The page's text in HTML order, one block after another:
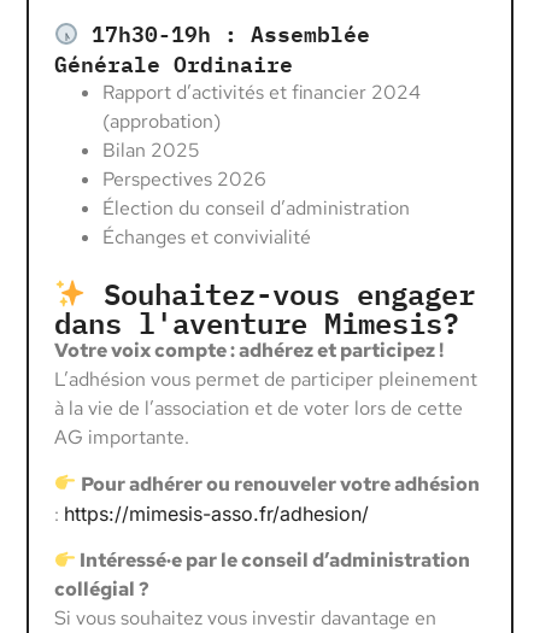
17h30-19h : Assemblée
Générale Ordinaire
Rapport d’activités et financier 2024
(approbation)
Bilan 2025
Perspectives 2026
Élection du conseil d’administration
Échanges et convivialité
Souhaitez-vous engager
dans l'aventure Mimesis?
Votre voix compte : adhérez et participez !
L’adhésion vous permet de participer pleinement
à la vie de l’association et de voter lors de cette
AG importante.
Pour adhérer ou renouveler votre adhésion
: https://mimesis-asso.fr/adhesion/
Intéressé·e par le conseil d’administration
collégial ?
Si vous souhaitez vous investir davantage en